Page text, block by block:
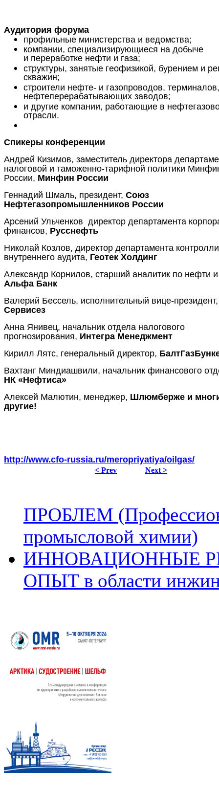
Аудитория форума
профильные министерства и ведомства;
компании, специализирующиеся на добыче
и переработке нефти и газа;
структуры, занятые геофизикой, бурением и
скважин;
строители нефте- и газопроводов, терминалов,
нефтеперерабатывающих заводов;
и другие компании, работающие в
отрасли.
Спикеры конференции
Андрей Кизимов, заместитель директора
налоговой и таможенно-тарифной политики
России, Минфин России
Геннадий Шмаль, президент, Союз
Нефтегазопромышленников России
Арсений Ульченков директор департамента
финансов, Русснефть
Николай Козлов, директор департамента
внутреннего аудита, Геотек Холдинг
Александр Корнилов, старший аналитик по нефти и
Альфа Банк
Валерий Бессель, исполнительный вице-
Сервисез
Анна Янивец, начальник отдела налогового
прогнозирования, Интегра Менеджмент
Кирилл Лятс, генеральный директор,
Вахтанг Миндиашвили, начальник финансового
НК «Нефтиса»
Алексей Малютин, менеджер, Шлюмберже и
другие!
http://www.cfo-russia.ru/meropriyatiya/oilgas/
< Prev Next >
ПРОБЛЕМ
промысловой химии)
ИННОВАЦИОННЫЕ
ОПЫТ в области